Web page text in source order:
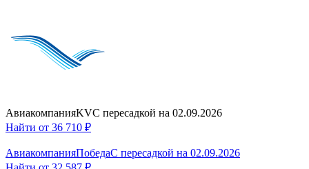
АвиакомпанияKVС пересадкой на 02.09.2026
Найти от 36 710 ₽
АвиакомпанияПобедаС пересадкой на 02.09.2026